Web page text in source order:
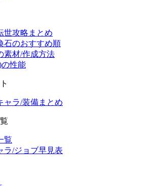
世攻略まとめ
石のおすすめ順
素材/作成方法
の性能
ャラ/装備まとめ
覧
ラ/ジョブ早見表